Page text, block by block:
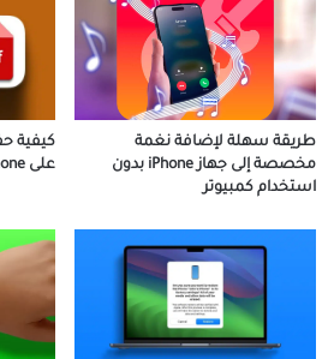
طريقة سهلة لإضافة نغمة
مخصصة إلى جهاز iPhone بدون
استخدام كمبيوتر
على iPhone و Mac